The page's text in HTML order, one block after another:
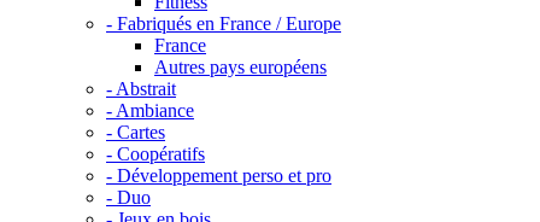
- Fabriqués en France / Europe
France
Autres pays européens
- Abstrait
- Ambiance
- Cartes
- Coopératifs
- Développement perso et pro
- Duo